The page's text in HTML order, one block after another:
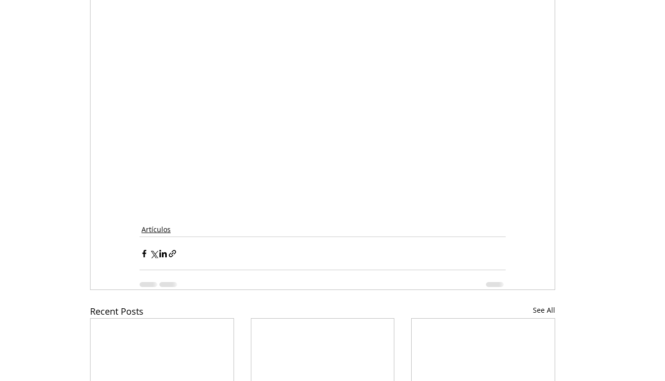
Artículos
Recent Posts See All